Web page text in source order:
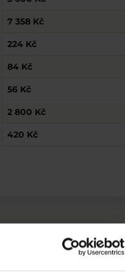
7 358 Kč
224 Kč
84 Kč
56 Kč
2 800 Kč
420 Kč